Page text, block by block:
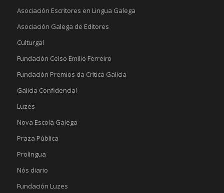
Asociación Escritores en Lingua Galega
Asociación Galega de Editores
Culturgal
Fundación Celso Emilio Ferreiro
Fundación Premios da Crítica Galicia
Galicia Confidencial
Luzes
Nova Escola Galega
Praza Pública
Prolingua
Nós diario
Fundación Luzes